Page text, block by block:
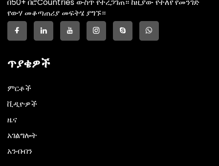
በ50+ በሮCountries ውስጥ የተረጋገጠ። ከዚያው የተለየ የመንገድ
የውሃ መቆጣጠሪያ መፍትሄ ያግኙ።
ጥያቄዎች
ምርቶች
ቪዲዮዎች
ዜና
አገልግሎት
አንብብን